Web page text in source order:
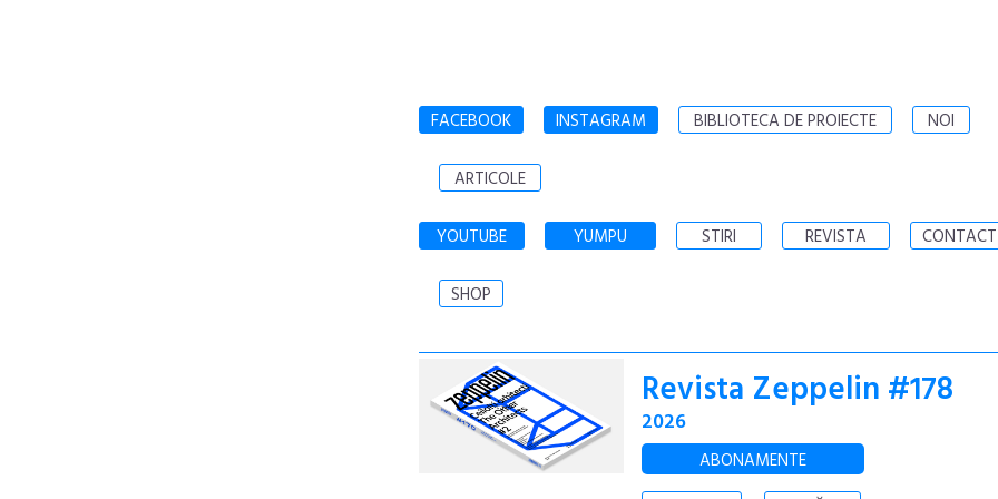
FACEBOOK INSTAGRAM BIBLIOTECA DE PROIECTE NOI
ARTICOLE
YOUTUBE YUMPU STIRI REVISTA CONTACT
SHOP
Revista Zeppelin #178
2026
ABONAMENTE